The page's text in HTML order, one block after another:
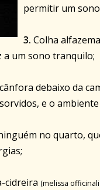
permitir um
3. Colha alfazema
a um sono tranquilo;
debaixo da
e o
no quarto,
cidreira (melissa